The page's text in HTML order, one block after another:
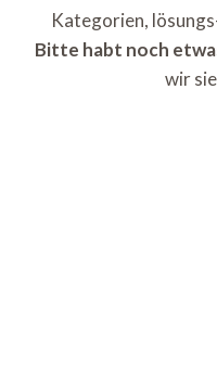
Kategorien,
Bitte habt noch
wir